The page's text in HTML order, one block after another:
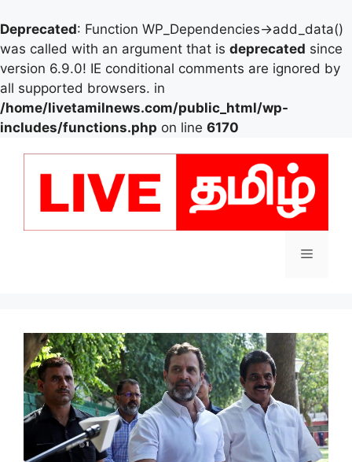
Deprecated: Function WP_Dependencies->add_data()
was called with an argument that is deprecated since
version 6.9.0! IE conditional comments are ignored by
all supported browsers. in
/home/livetamilnews.com/public_html/wp-
includes/functions.php on line 6170
Menu